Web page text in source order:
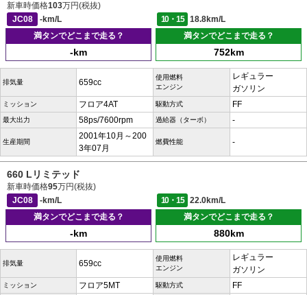
新車時価格103万円(税抜)
JC08
-km/L 10・15
18.8km/L
満タンでどこまで走る？
-km
満タンでどこまで走る？
752km
排気量 659cc
使用燃料
エンジン
レギュラー
ガソリン
ミッション フロア4AT 駆動方式 FF
最大出力 58ps/7600rpm 過給器（ターボ） -
生産期間
2001年10月～200
3年07月
燃費性能 -
660 Lリミテッド
新車時価格95万円(税抜)
JC08
-km/L 10・15
22.0km/L
満タンでどこまで走る？
-km
満タンでどこまで走る？
880km
排気量 659cc
使用燃料
エンジン
レギュラー
ガソリン
ミッション フロア5MT 駆動方式 FF